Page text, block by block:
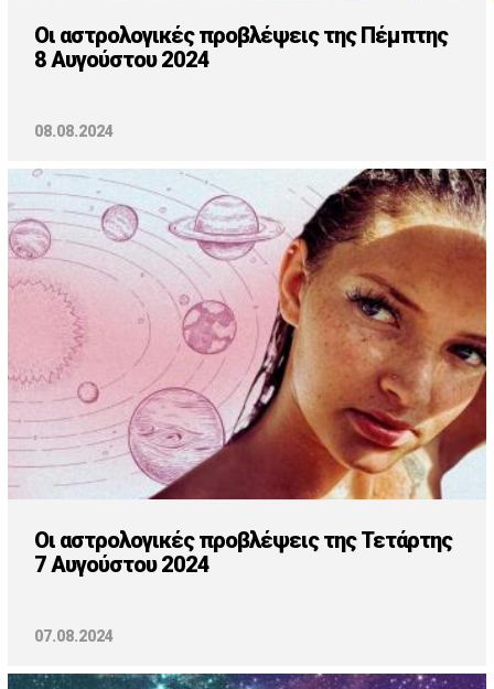
Οι αστρολογικές προβλέψεις της Πέμπτης
8 Αυγούστου 2024
08.08.2024
Οι αστρολογικές προβλέψεις της Τετάρτης
7 Αυγούστου 2024
07.08.2024